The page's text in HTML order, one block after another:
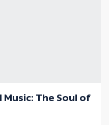
The Soul of